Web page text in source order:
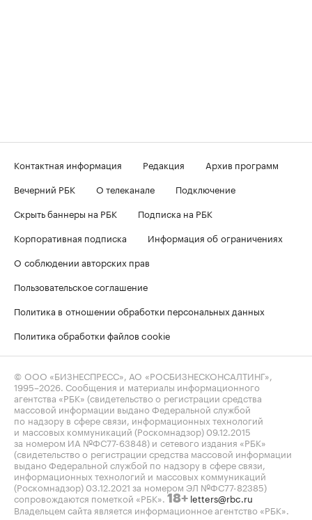
Контактная информация Редакция
Архив программ
Вечерний РБК
О телеканале
Подключение
Скрыть баннеры на РБК
Подписка на РБК
Корпоративная подписка
Информация об ограничениях
О соблюдении авторских прав
Пользовательское соглашение
Политика в отношении обработки персональных данных
Политика обработки файлов cookie
© ООО «БИЗНЕСПРЕСС», АО «РОСБИЗНЕСКОНСАЛТИНГ»,
1995–2026 . Сообщения и материалы информационного
агентства «РБК» (свидетельство о регистрации средства
массовой информации выдано Федеральной службой
по надзору в сфере связи, информационных технологий
и массовых коммуникаций (Роскомнадзор) 09.12.2015
за номером ИА №ФС77-63848) и сетевого издания «РБК»
(свидетельство о регистрации средства массовой информации
выдано Федеральной службой по надзору в сфере связи,
информационных технологий и массовых коммуникаций
(Роскомнадзор) 03.12.2021 за номером ЭЛ №ФС77-82385)
сопровождаются пометкой «РБК». 18+ letters@rbc.ru
Владельцем сайта является информационное агентство «РБК».